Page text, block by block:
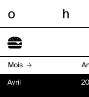
o h
Mois
Avril